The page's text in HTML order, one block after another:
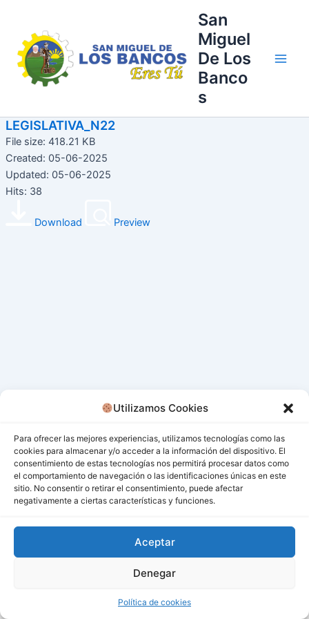
Utilizamos Cookies
Para ofrecer las mejores experiencias, utilizamos tecnologías como las
cookies para almacenar y/o acceder a la información del dispositivo. El
consentimiento de estas tecnologías nos permitirá procesar datos como
el comportamiento de navegación o las identificaciones únicas en este
sitio. No consentir o retirar el consentimiento, puede afectar
negativamente a ciertas características y funciones.
Aceptar
Denegar
Política de cookies
contenido
San
Miguel
De Los
Banco
s
LEGISLATIVA_N22
File size: 418.21 KB
Created: 05-06-2025
Updated: 05-06-2025
Hits: 38
Download Preview
Todos los derechos © 2026 San Miguel De Los Bancos |